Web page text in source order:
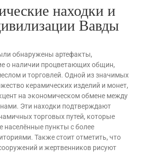
находки и
Вавды
обнаружены артефакты,
о наличии процветающих общин,
и торговлей. Одной из значимых
керамических изделий и монет,
на экономическом обмене между
Эти находки подтверждают
торговых путей, которые
населённые пункты с более
Также стоит отметить, что
и жертвенников рисуют